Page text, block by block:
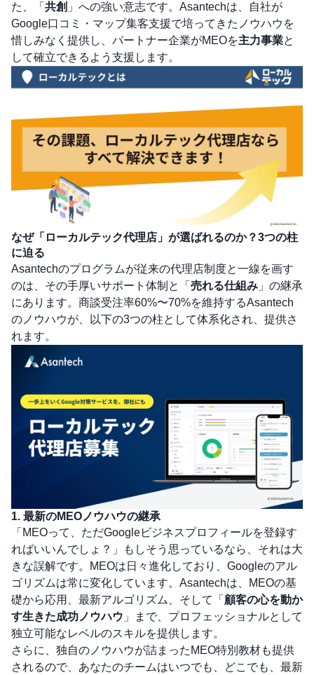
た、「 共創 」への強い意志です。Asantechは、自社が
Google口コミ・マップ集客支援で培ってきたノウハウを
惜しみなく提供し、パートナー企業がMEOを主力事業と
して確立できるよう支援します。
なぜ「ローカルテック代理店」が選ばれるのか？3つの柱
に迫る
Asantechのプログラムが従来の代理店制度と一線を画す
のは、その手厚いサポート体制と「 売れる仕組み 」の継承
にあります。商談受注率60%〜70%を維持するAsantech
のノウハウが、以下の3つの柱として体系化され、提供さ
れます。
1. 最新のMEOノウハウの継承
「MEOって、ただGoogleビジネスプロフィールを登録す
ればいいんでしょ？」もしそう思っているなら、それは大
きな誤解です。MEOは日々進化しており、Googleのアル
ゴリズムは常に変化しています。Asantechは、MEOの基
礎から応用、最新アルゴリズム、そして「 顧客の心を動か
す生きた成功ノウハウ 」まで、プロフェッショナルとして
独立可能なレベルのスキルを提供します。
さらに、独自のノウハウが詰まったMEO特別教材も提供
されるので、あなたのチームはいつでも、どこでも、最新